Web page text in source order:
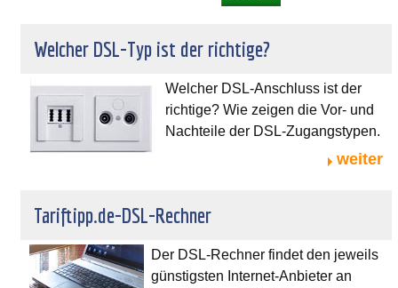
Welcher DSL-Typ ist der richtige?
Welcher DSL-Anschluss ist der
richtige? Wie zeigen die Vor- und
Nachteile der DSL-Zugangstypen.
weiter
Tariftipp.de-DSL-Rechner
Der DSL-Rechner findet den jeweils
günstigsten Internet-Anbieter an